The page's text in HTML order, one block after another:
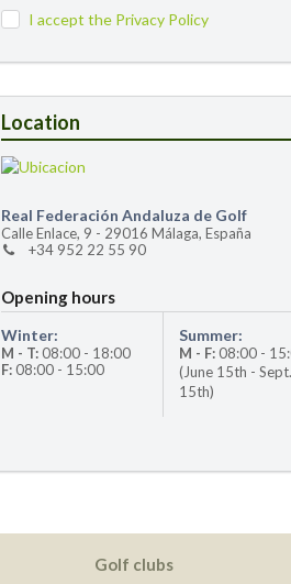
I accept the Privacy Policy
Location
Real Federación Andaluza de Golf
Calle Enlace, 9 - 29016 Málaga, España
+34 952 22 55 90
Opening hours
Winter:
M - T:08:00 - 18:00
F:08:00 - 15:00
Summer:
M - F:08:00 -
(June 15th - Sept.
15th)
Golf clubs